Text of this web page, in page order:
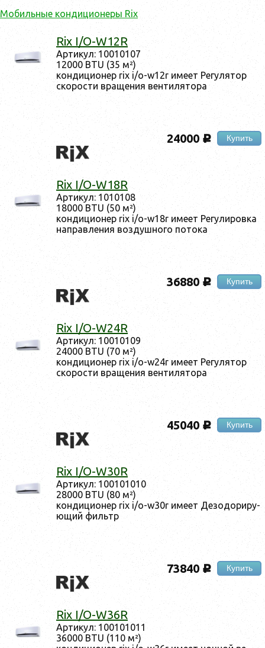
Мобильные кондиционеры Rix
Rix I/O-W12R
Ар­ти­кул: 10010107
12000 BTU (35 м²)
кон­ди­ци­онер rix i/o-w12r име­ет Ре­гуля­тор
ско­рос­ти вра­щения вен­ти­лято­ра
24000 c Купить
Rix I/O-W18R
Ар­ти­кул: 1010108
18000 BTU (50 м²)
кон­ди­ци­онер rix i/o-w18r име­ет Ре­гули­ров­ка
нап­равле­ния воз­душно­го по­тока
36880 c Купить
Rix I/O-W24R
Ар­ти­кул: 10010109
24000 BTU (70 м²)
кон­ди­ци­онер rix i/o-w24r име­ет Ре­гуля­тор
ско­рос­ти вра­щения вен­ти­лято­ра
45040 c Купить
Rix I/O-W30R
Ар­ти­кул: 100101010
28000 BTU (80 м²)
кон­ди­ци­онер rix i/o-w30r име­ет Де­зодо­риру­
ющий филь­тр
73840 c Купить
Rix I/O-W36R
Ар­ти­кул: 100101011
36000 BTU (110 м²)